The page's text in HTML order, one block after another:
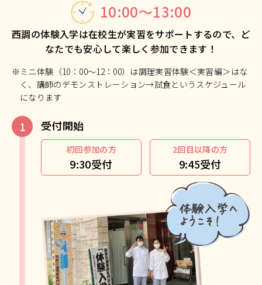
10:00～13:00
西調の体験入学は在校生が実習をサポートするので、ど
なたでも安心して楽しく参加できます！
※ミニ体験（10：00～12：00）は調理実習体験＜実習編＞はな
く、講師のデモンストレーション→試食というスケジュール
になります
受付開始
初回参加の方
9:30受付
2回目以降の方
9:45受付